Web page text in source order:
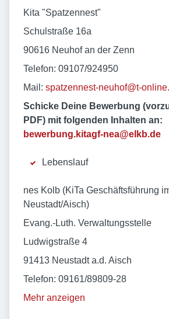
Kita "Spatzennest"
Schulstraße 16a
90616 Neuhof an der Zenn
Telefon: 09107/924950
Mail: spatzennest-neuhof@t-
Schicke Deine Bewerbung
PDF) mit folgenden Inhalten an:
bewerbung.kitagf-nea@elkb.de
Lebenslauf
nes Kolb (KiTa Geschäftsführung
Neustadt/Aisch)
Evang.-Luth. Verwaltungsstelle
Ludwigstraße 4
91413 Neustadt a.d. Aisch
Telefon: 09161/89809-28
Mehr anzeigen